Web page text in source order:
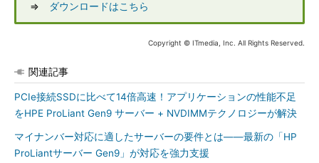
⇒
ダウンロードはこちら
Copyright © ITmedia, Inc. All Rights Reserved.
関連記事
PCIe接続SSDに比べて14倍高速！アプリケーションの性能不足
をHPE ProLiant Gen9 サーバー + NVDIMMテクノロジーが解決
マイナンバー対応に適したサーバーの要件とは――最新の「HP
ProLiantサーバー Gen9」が対応を強力支援